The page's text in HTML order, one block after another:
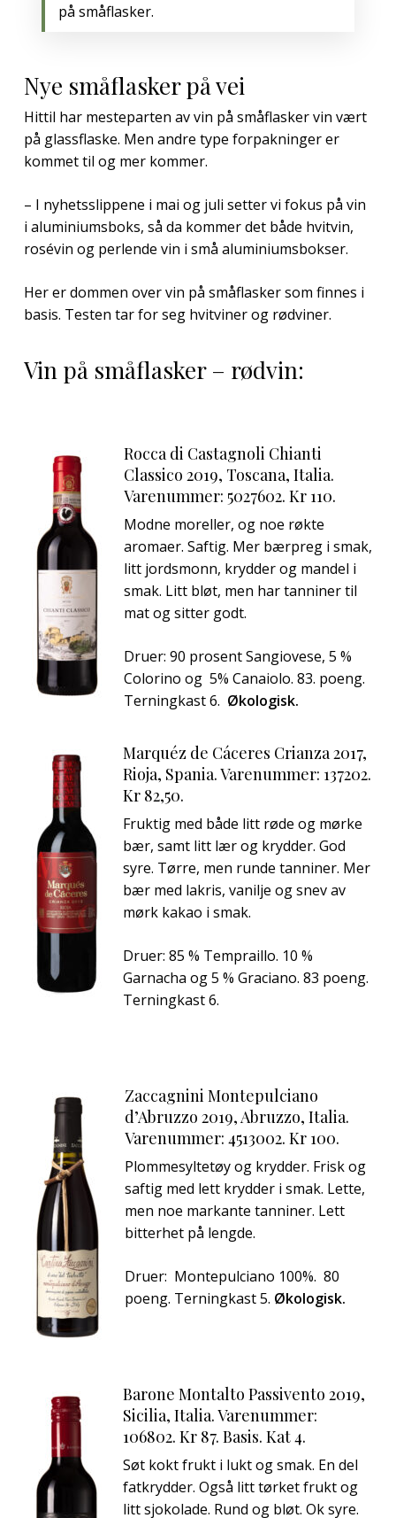
på småflasker.
Nye småflasker på vei
Hittil har mesteparten av vin på småflasker vin vært
på glassflaske. Men andre type forpakninger er
kommet til og mer kommer.
– I nyhetsslippene i mai og juli setter vi fokus på vin
i aluminiumsboks, så da kommer det både hvitvin,
rosévin og perlende vin i små aluminiumsbokser.
Her er dommen over vin på småflasker som finnes i
basis. Testen tar for seg hvitviner og rødviner.
Vin på småflasker – rødvin:
Rocca di Castagnoli Chianti
Classico 2019, Toscana, Italia.
Varenummer: 5027602. Kr 110.
Modne moreller, og noe røkte
aromaer. Saftig. Mer bærpreg i smak,
litt jordsmonn, krydder og mandel i
smak. Litt bløt, men har tanniner til
mat og sitter godt.
Druer: 90 prosent Sangiovese, 5 %
Colorino og 5% Canaiolo. 83. poeng.
Terningkast 6. Økologisk.
Marquéz de Cáceres Crianza 2017,
Rioja, Spania. Varenummer: 137202.
Kr 82,50.
Fruktig med både litt røde og mørke
bær, samt litt lær og krydder. God
syre. Tørre, men runde tanniner. Mer
bær med lakris, vanilje og snev av
mørk kakao i smak.
Druer: 85 % Tempraillo. 10 %
Garnacha og 5 % Graciano. 83 poeng.
Terningkast 6.
Zaccagnini Montepulciano
d’Abruzzo 2019, Abruzzo, Italia.
Varenummer: 4513002. Kr 100.
Plommesyltetøy og krydder. Frisk og
saftig med lett krydder i smak. Lette,
men noe markante tanniner. Lett
bitterhet på lengde.
Druer: Montepulciano 100%. 80
poeng. Terningkast 5. Økologisk.
Barone Montalto Passivento 2019,
Sicilia, Italia. Varenummer:
106802. Kr 87. Basis. Kat 4.
Søt kokt frukt i lukt og smak. En del
fatkrydder. Også litt tørket frukt og
litt sjokolade. Rund og bløt. Ok syre.